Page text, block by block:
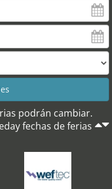
podrán cambiar.
fechas de ferias